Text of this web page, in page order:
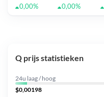
0,00%
0,00%
Q prijs statistieken
24u laag / hoog
$0,00198